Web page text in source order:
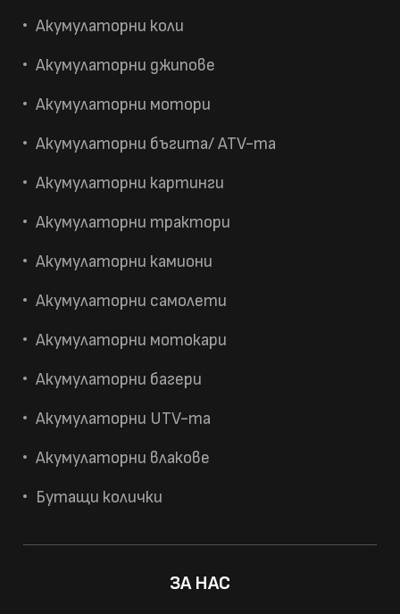
Акумулаторни коли
Акумулаторни джипове
Акумулаторни мотори
Акумулаторни бъгита/ ATV-та
Акумулаторни картинги
Акумулаторни трактори
Акумулаторни камиони
Акумулаторни самолети
Акумулаторни мотокари
Акумулаторни багери
Акумулаторни UTV-та
Акумулаторни влакове
Бутащи колички
ЗА НАС